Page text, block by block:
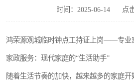
时间：2025-06-14 点
鸿荣源观城临时钟点工持证上岗——专业
家政服务：现代家庭的“生活助手”
随着生活节奏的加快，越来越多的家庭